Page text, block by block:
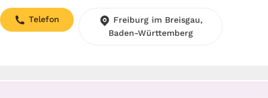
Telefon
Freiburg im Breisgau,
Baden-Württemberg